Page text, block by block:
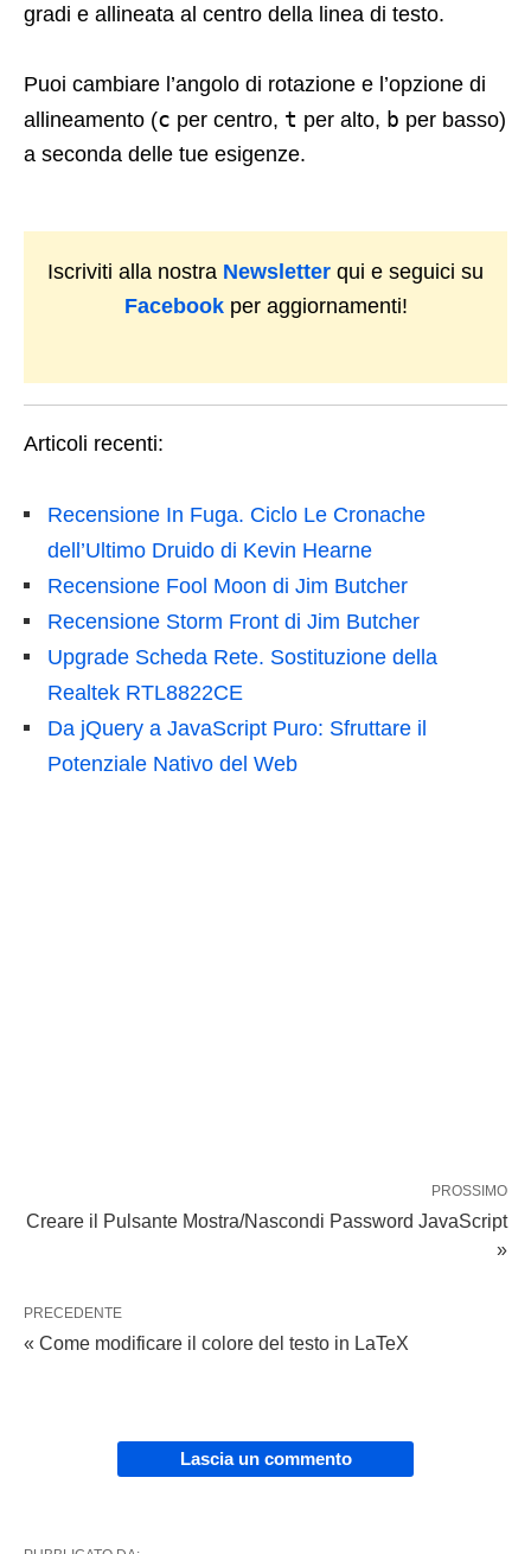
gradi e allineata al centro della linea di testo.
Puoi cambiare l’angolo di rotazione e l’opzione di
allineamento (c per centro, t per alto, b per basso)
a seconda delle tue esigenze.
Iscriviti alla nostra Newsletter qui e seguici su
Facebookper aggiornamenti!
Articoli recenti:
Recensione In Fuga. Ciclo Le Cronache
dell’Ultimo Druido di Kevin Hearne
Recensione Fool Moon di Jim Butcher
Recensione Storm Front di Jim Butcher
Upgrade Scheda Rete. Sostituzione della
Realtek RTL8822CE
Da jQuery a JavaScript Puro: Sfruttare il
Potenziale Nativo del Web
PROSSIMO
Creare il Pulsante Mostra/Nascondi Password JavaScript
»
PRECEDENTE
« Come modificare il colore del testo in LaTeX
Lascia un commento